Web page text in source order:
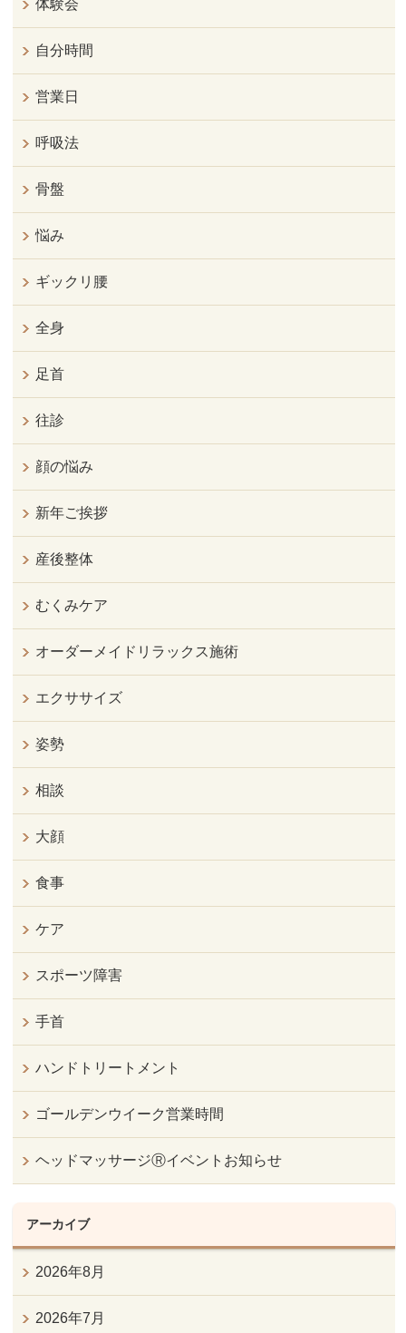
体験会
自分時間
営業日
呼吸法
骨盤
悩み
ギックリ腰
全身
足首
往診
顔の悩み
新年ご挨拶
産後整体
むくみケア
オーダーメイドリラックス施術
エクササイズ
姿勢
相談
大顔
食事
ケア
スポーツ障害
手首
ハンドトリートメント
ゴールデンウイーク営業時間
ヘッドマッサージⓇイベントお知らせ
アーカイブ
2026年8月
2026年7月